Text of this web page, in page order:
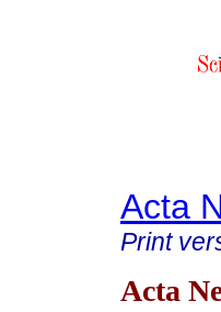
Acta
Print
Acta